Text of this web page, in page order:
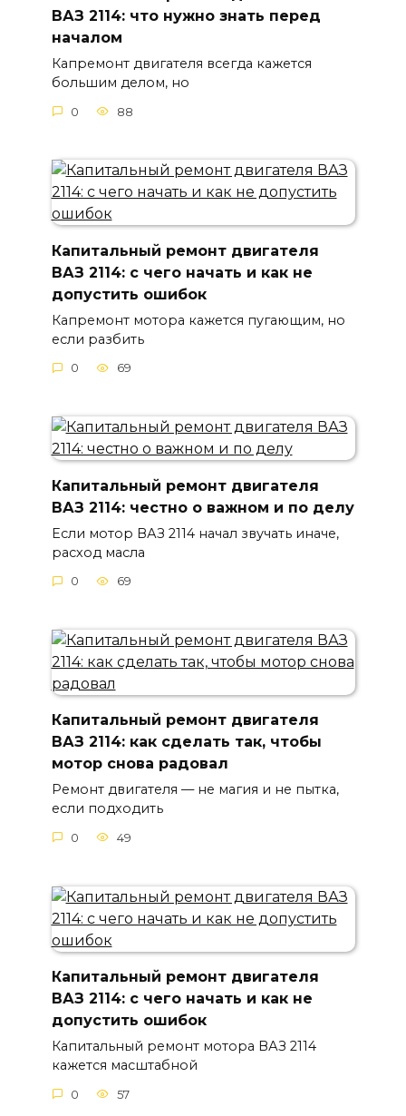
ВАЗ 2114: что нужно знать перед
началом
Капремонт двигателя всегда кажется
большим делом, но
0 88
Капитальный ремонт двигателя
ВАЗ 2114: с чего начать и как не
допустить ошибок
Капремонт мотора кажется пугающим, но
если разбить
0 69
Капитальный ремонт двигателя
ВАЗ 2114: честно о важном и по делу
Если мотор ВАЗ 2114 начал звучать иначе,
расход масла
0 69
Капитальный ремонт двигателя
ВАЗ 2114: как сделать так, чтобы
мотор снова радовал
Ремонт двигателя — не магия и не пытка,
если подходить
0 49
Капитальный ремонт двигателя
ВАЗ 2114: с чего начать и как не
допустить ошибок
Капитальный ремонт мотора ВАЗ 2114
кажется масштабной
0 57